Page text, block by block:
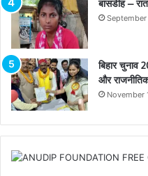
बांसडीह –
बिहार चुनाव
और
November